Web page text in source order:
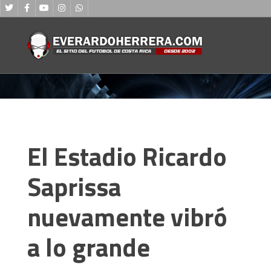
El Estadio Ricardo
Saprissa
nuevamente vibró
a lo grande